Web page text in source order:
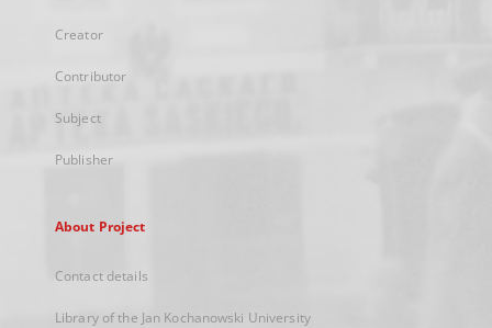
Creator
Contributor
Subject
Publisher
About Project
Contact details
Library of the Jan Kochanowski University